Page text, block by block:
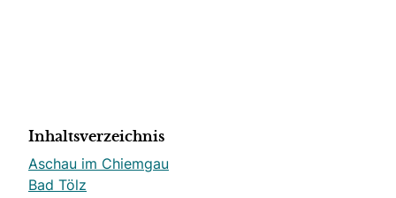
Inhaltsverzeichnis
Aschau im Chiemgau
Bad Tölz